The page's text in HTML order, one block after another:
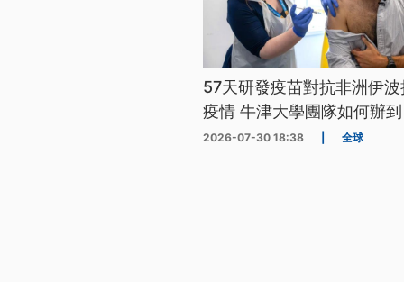
57天研發疫苗對抗非洲伊
疫情 牛津大學團隊如何辦
2026-07-30 18:38 全球